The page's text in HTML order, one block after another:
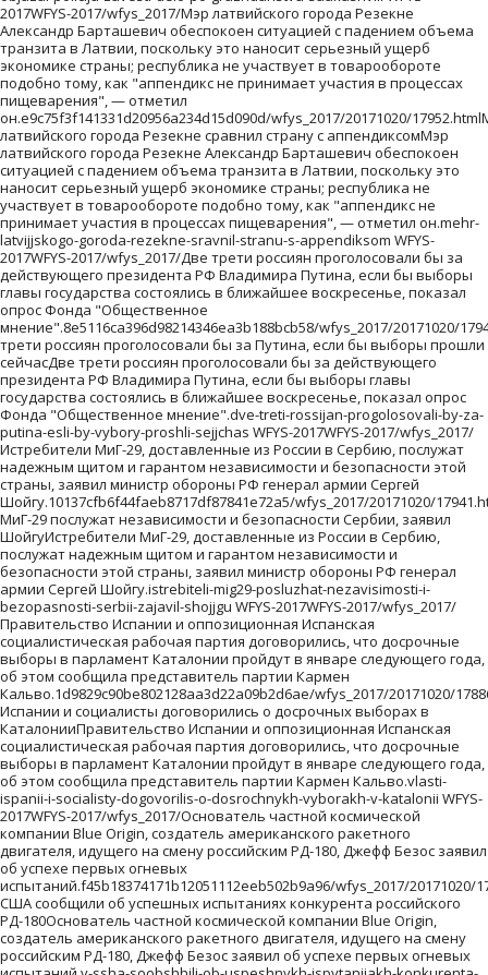
2017WFYS-2017/wfys_2017/Мэр латвийского города Резекне
Александр Барташевич обеспокоен ситуацией с падением объема
транзита в Латвии, поскольку это наносит серьезный ущерб
экономике страны; республика не участвует в товарообороте
подобно тому, как "аппендикс не принимает участия в процессах
пищеварения", — отметил
он.e9c75f3f141331d20956a234d15d090d/wfys_2017/20171020/
латвийского города Резекне сравнил страну с аппендиксомМэр
латвийского города Резекне Александр Барташевич обеспокоен
ситуацией с падением объема транзита в Латвии, поскольку это
наносит серьезный ущерб экономике страны; республика не
участвует в товарообороте подобно тому, как "аппендикс не
принимает участия в процессах пищеварения", — отметил он.mehr-
latvijjskogo-goroda-rezekne-sravnil-stranu-s-appendiksom WFYS-
2017WFYS-2017/wfys_2017/Две трети россиян проголосовали бы за
действующего президента РФ Владимира Путина, если бы выборы
главы государства состоялись в ближайшее воскресенье, показал
опрос Фонда "Общественное
мнение".8e5116ca396d98214346ea3b188bcb58/wfys_2017/20171020/
трети россиян проголосовали бы за Путина, если бы выборы прошли
сейчасДве трети россиян проголосовали бы за действующего
президента РФ Владимира Путина, если бы выборы главы
государства состоялись в ближайшее воскресенье, показал опрос
Фонда "Общественное мнение".dve-treti-rossijan-progolosovali-by-za-
putina-esli-by-vybory-proshli-sejjchas WFYS-2017WFYS-2017/wfys_2017/
Истребители МиГ-29, доставленные из России в Сербию, послужат
надежным щитом и гарантом независимости и безопасности этой
страны, заявил министр обороны РФ генерал армии Сергей
Шойгу.10137cfb6f44faeb8717df87841e72a5/wfys_2017/20171020/
МиГ-29 послужат независимости и безопасности Сербии, заявил
ШойгуИстребители МиГ-29, доставленные из России в Сербию,
послужат надежным щитом и гарантом независимости и
безопасности этой страны, заявил министр обороны РФ генерал
армии Сергей Шойгу.istrebiteli-mig29-posluzhat-nezavisimosti-i-
bezopasnosti-serbii-zajavil-shojjgu WFYS-2017WFYS-2017/wfys_2017/
Правительство Испании и оппозиционная Испанская
социалистическая рабочая партия договорились, что досрочные
выборы в парламент Каталонии пройдут в январе следующего года,
об этом сообщила представитель партии Кармен
Кальво.1d9829c90be802128aa3d22a09b2d6ae/wfys_2017/20171020/
Испании и социалисты договорились о досрочных выборах в
КаталонииПравительство Испании и оппозиционная Испанская
социалистическая рабочая партия договорились, что досрочные
выборы в парламент Каталонии пройдут в январе следующего года,
об этом сообщила представитель партии Кармен Кальво.vlasti-
ispanii-i-socialisty-dogovorilis-o-dosrochnykh-vyborakh-v-katalonii WFYS-
2017WFYS-2017/wfys_2017/Основатель частной космической
компании Blue Origin, создатель американского ракетного
двигателя, идущего на смену российским РД-180, Джефф Безос заявил
об успехе первых огневых
испытаний.f45b18374171b12051112eeb502b9a96/wfys_2017/20171020/
США сообщили об успешных испытаниях конкурента российского
РД-180Основатель частной космической компании Blue Origin,
создатель американского ракетного двигателя, идущего на смену
российским РД-180, Джефф Безос заявил об успехе первых огневых